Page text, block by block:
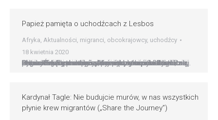
Papież pamięta o uchodźcach z Lesbos
Afryka, Aktualności, migranci, obcokrajowcy, uchodźcy
18 kwietnia 2020
?Nie chcę zapomnieć o wyspie Lesbos? ? tymi słowami kilka dni temu, w uroczystość wielkanocną, Papież Franciszek przypomniał o cierpieniach migrantów i uchodźców, wśród nich wielu dzieci, przebywających na greckiej wyspie u wybrzeży Turcji. Ojciec Święty przebywał pomiędzy nimi cztery lata temu. 16 kwietnia obóz Moria wraz z nim odwiedzili: Patriarcha Ekumeniczny Konstantynopola Bartłomiej oraz…
Kardynał Tagle: Nie budujcie murów, w nas wszystkich
płynie krew migrantów („Share the Journey”)